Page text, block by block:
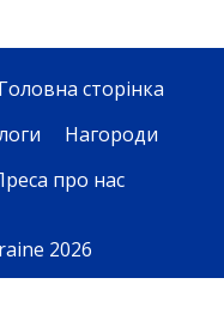
Головна сторінка
Нагороди
про нас
2026